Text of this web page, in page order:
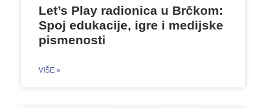
Let’s Play radionica u Brčkom:
Spoj edukacije, igre i medijske
pismenosti
VIŠE »